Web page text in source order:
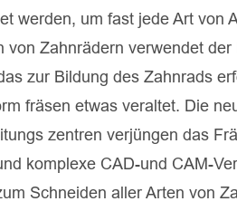
werden, um fast jede Art von
Zahnrädern verwendet
zur Bildung des Zahnrads
fräsen etwas veraltet. Die
zentren verjüngen das
komplexe CAD-und CAM-
Schneiden aller Arten von